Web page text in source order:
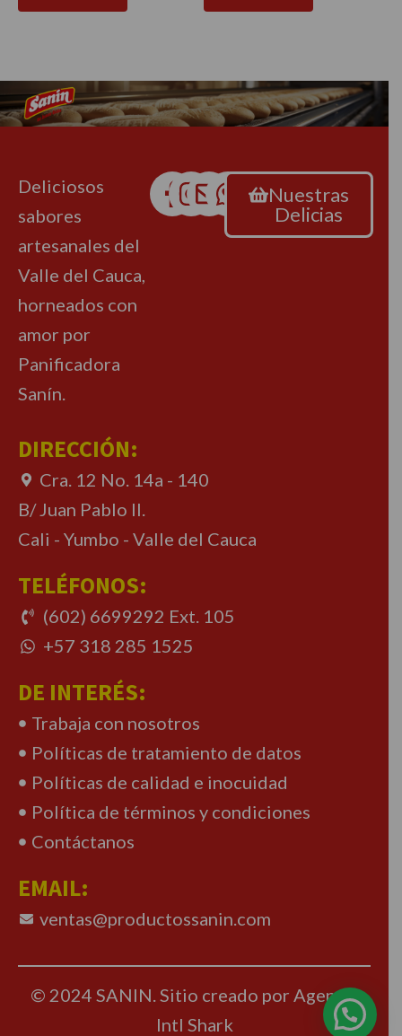
Deliciosos
sabores
artesanales del
Valle del Cauca,
horneados con
amor por
Panificadora
Sanín.
Nuestras
Delicias
DIRECCIÓN:
Cra. 12 No. 14a - 140
B/ Juan Pablo II.
Cali - Yumbo - Valle del Cauca
TELÉFONOS:
(602) 6699292 Ext. 105
+57 318 285 1525
DE INTERÉS:
Trabaja con nosotros
Políticas de tratamiento de datos
Políticas de calidad e inocuidad
Política de términos y condiciones
Contáctanos
EMAIL:
ventas@productossanin.com
© 2024 SANIN. Sitio creado por Agencia
Intl Shark